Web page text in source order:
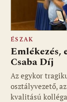
ÉSZAK
Csaba Díj
Az egykor
osztályvezető,
kvalitású